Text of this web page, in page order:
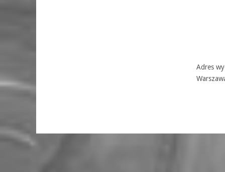
Adres